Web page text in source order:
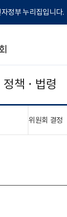
정부 누리집입니다.
정책 · 법령
위원회 결정